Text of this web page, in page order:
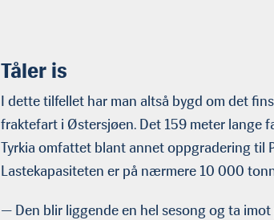
Tåler is
I dette tilfellet har man altså bygd om det
fraktefart i Østersjøen. Det 159 meter lange
Tyrkia omfattet blant annet oppgradering til
Lastekapasiteten er på nærmere 10 000
— Den blir liggende en hel sesong og ta